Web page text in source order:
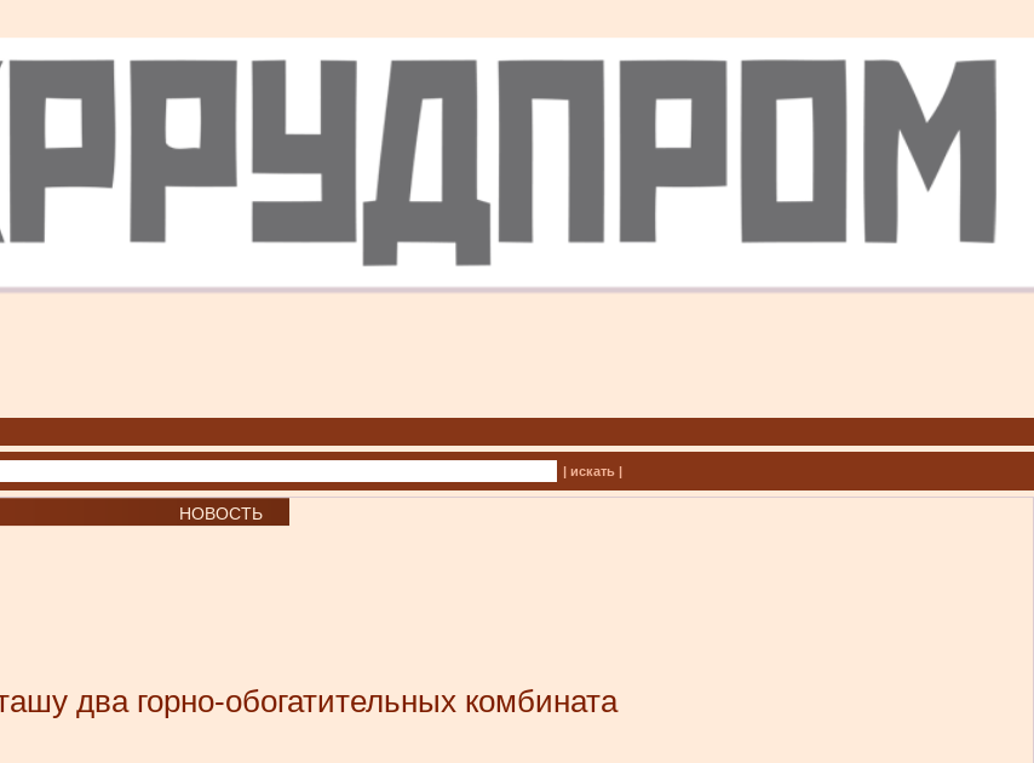
| искать |
НОВОСТЬ
два горно-обогатительных комбината